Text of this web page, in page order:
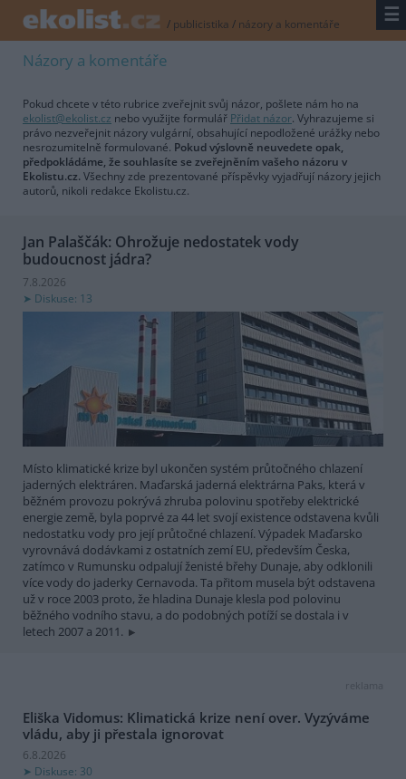
/ publicistika / názory a komentáře ☰
Názory a komentáře
Pokud chcete v této rubrice zveřejnit svůj názor, pošlete nám ho na
ekolist@ekolist.cz nebo využijte formulář Přidat názor. Vyhrazujeme si
právo nezveřejnit názory vulgární, obsahující nepodložené urážky nebo
nesrozumitelně formulované. Pokud výslovně neuvedete opak,
předpokládáme, že souhlasíte se zveřejněním vašeho názoru v
Ekolistu.cz. Všechny zde prezentované příspěvky vyjadřují názory jejich
autorů, nikoli redakce Ekolistu.cz.
Jan Palaščák: Ohrožuje nedostatek vody
budoucnost jádra?
7.8.2026
Diskuse: 13
Místo klimatické krize byl ukončen systém průtočného chlazení
jaderných elektráren. Maďarská jaderná elektrárna Paks, která v
běžném provozu pokrývá zhruba polovinu spotřeby elektrické
energie země, byla poprvé za 44 let svojí existence odstavena kvůli
nedostatku vody pro její průtočné chlazení. Výpadek Maďarsko
vyrovnává dodávkami z ostatních zemí EU, především Česka,
zatímco v Rumunsku odpalují ženisté břehy Dunaje, aby odklonili
více vody do jaderky Cernavoda. Ta přitom musela být odstavena
už v roce 2003 proto, že hladina Dunaje klesla pod polovinu
běžného vodního stavu, a do podobných potíží se dostala i v
letech 2007 a 2011.
reklama
Eliška Vidomus: Klimatická krize není over. Vyzýváme
vládu, aby ji přestala ignorovat
6.8.2026
Diskuse: 30